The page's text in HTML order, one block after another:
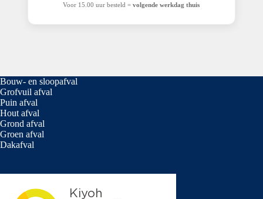
Voor 15.00 uur besteld =volgende werkdag thuis
Bouw- en sloopafval
Grofvuil afval
Puin afval
Hout afval
Grond afval
Groen afval
Dakafval